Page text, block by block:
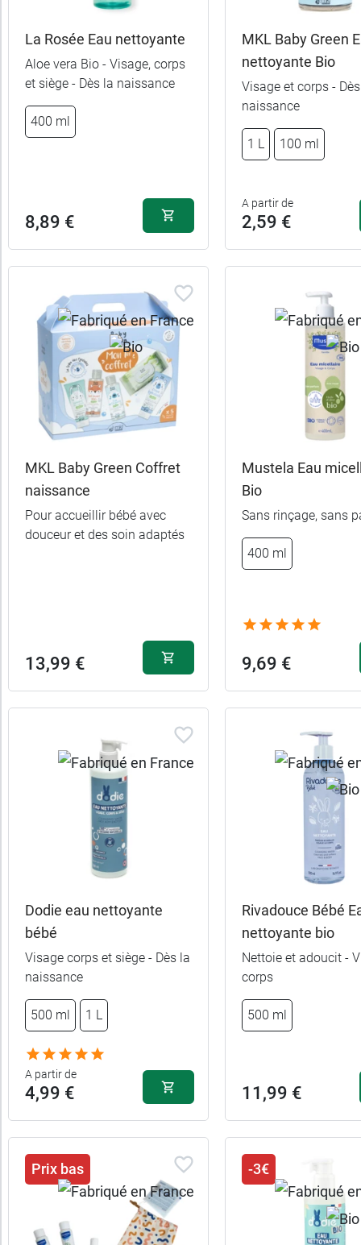
Forme
Recommandé
peau
300 ml 2 x 500 ml
La Rosée Eau nettoyante
Aloe vera Bio - Visage, corps
et siège - Dès la naissance
400 ml
8,89 €
MKL Baby Green
nettoyante Bio
Visage et corps -
naissance
1 L 100 ml
A partir de
2,59 €
MKL Baby Green Coffret
naissance
Pour accueillir bébé avec
douceur et des soin adaptés
13,99 €
Mustela Eau
Bio
Sans rinçage, sans
400 ml
9,69 €
Dodie eau nettoyante
bébé
Visage corps et siège - Dès la
naissance
500 ml 1 L
A partir de
4,99 €
Rivadouce Bébé
nettoyante bio
Nettoie et adoucit -
corps
500 ml
11,99 €
Prix bas -3€